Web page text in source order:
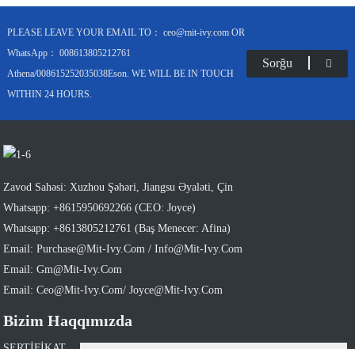
PLEASE LEAVE YOUR EMAIL TO： ceo@mit-ivy.com OR
WhatsApp： 008613805212761
Athena/008615252035038Eson. WE WILL BE IN TOUCH
WITHIN 24 HOURS.
Sorğu
Zavod Sahəsi: Xuzhou Şəhəri, Jiangsu Əyaləti, Çin
Whatsapp: +8615950692266 (CEO: Joyce)
Whatsapp: +8613805212761 (Baş Menecer: Afina)
Email: Purchase@mit-Ivy.com / Info@mit-Ivy.com
Email: Gm@mit-Ivy.com
Email: Ceo@mit-Ivy.com/ Joyce@mit-Ivy.com
Bizim Haqqımızda